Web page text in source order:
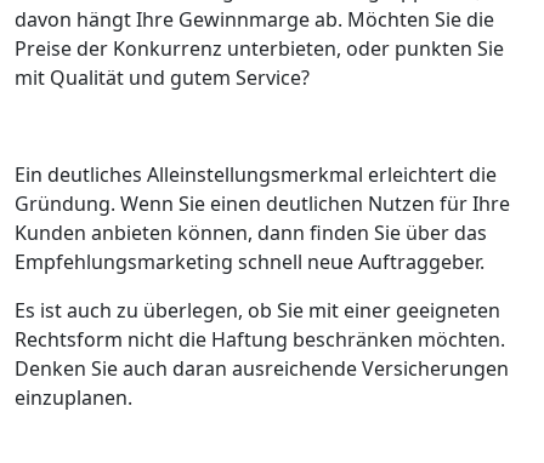
davon hängt Ihre Gewinnmarge ab. Möchten Sie die
Preise der Konkurrenz unterbieten, oder punkten Sie
mit Qualität und gutem Service?
Ein deutliches Alleinstellungsmerkmal erleichtert die
Gründung. Wenn Sie einen deutlichen Nutzen für Ihre
Kunden anbieten können, dann finden Sie über das
Empfehlungsmarketing schnell neue Auftraggeber.
Es ist auch zu überlegen, ob Sie mit einer geeigneten
Rechtsform nicht die Haftung beschränken möchten.
Denken Sie auch daran ausreichende Versicherungen
einzuplanen.